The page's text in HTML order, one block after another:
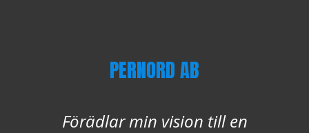
PERNORD AB
Förädlar min vision till en